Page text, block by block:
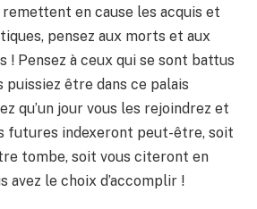
en cause les acquis et
pensez aux morts et aux
! Pensez à ceux qui se sont battus
puissiez être dans ce palais
qu’un jour vous les rejoindrez et
futures indexeront peut-être, soit
tombe, soit vous citeront en
avez le choix d’accomplir !